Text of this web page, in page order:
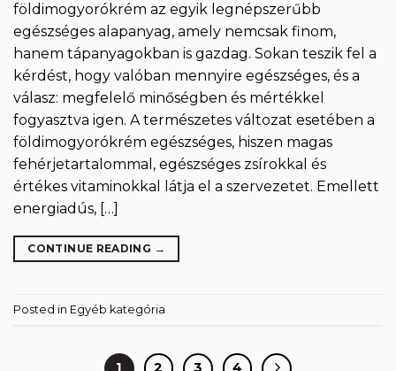
földimogyorókrém az egyik legnépszerűbb
egészséges alapanyag, amely nemcsak finom,
hanem tápanyagokban is gazdag. Sokan teszik fel a
kérdést, hogy valóban mennyire egészséges, és a
válasz: megfelelő minőségben és mértékkel
fogyasztva igen. A természetes változat esetében a
földimogyorókrém egészséges, hiszen magas
fehérjetartalommal, egészséges zsírokkal és
értékes vitaminokkal látja el a szervezetet. Emellett
energiadús, […]
CONTINUE READING →
Posted in Egyéb kategória